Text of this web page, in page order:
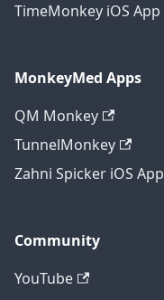
TimeMonkey iOS App
MonkeyMed Apps
QM Monkey
TunnelMonkey
Zahni Spicker iOS App
Community
YouTube